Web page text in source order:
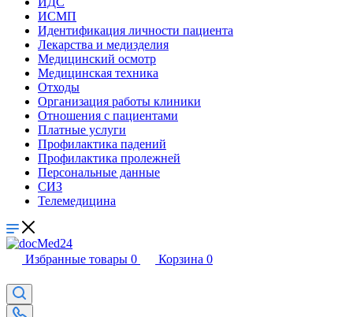
ИСМП
Идентификация личности пациента
Лекарства и медизделия
Медицинский осмотр
Медицинская техника
Отходы
Организация работы клиники
Отношения с пациентами
Платные услуги
Профилактика падений
Профилактика пролежней
Персональные данные
СИЗ
Телемедицина
Избранные товары 0 Корзина 0